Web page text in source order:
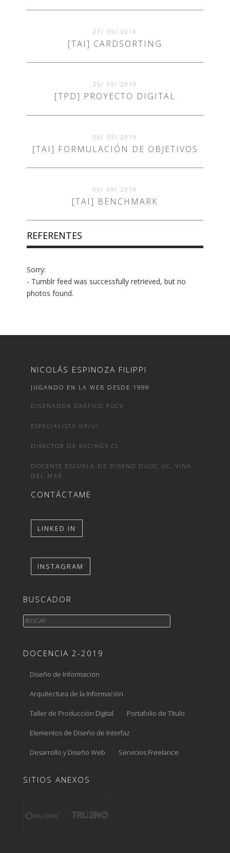
27/ 09/ 2019
[TAI] CARDSORTING
25/ 09/ 2019
[TPD] PROYECTO DIGITAL
06/ 09/ 2019
[TAI] FORMULACIÓN DE OBJETIVOS
06/ 09/ 2019
[TAI] BENCHMARK
REFERENTES
Sorry:
- Tumblr feed was successfully retrieved, but no
photos found.
NICOLÁS ESPINOZA FILIPPI
JUGANDO EN LA WEB DESDE 1999
DISEÑADOR GRÁFICO PUCV
ESPECIALISTA UX/UI
DIRECTOR DE RACING5.CL
DOCENTE ESCUELA DE DISEÑO DUOC UC, VIÑA
DEL MAR
CONTÁCTAME
LINKED IN
INSTAGRAM
BUSCADOR
DOCENCIA 2-2019
Diseño de Información
Arquitectura de la Información
Taller de Producción Digital Portafolio de Título
Elementos de Diseño de Interfaz
Desarrollo y Diseño Web Servicios Freelance
SITIOS ANEXOS